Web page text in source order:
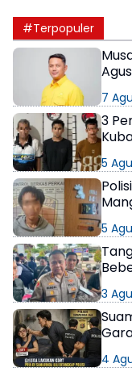
#Terpopuler
7
3
5
5
3
4